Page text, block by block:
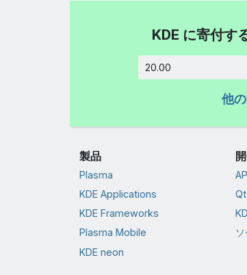
KDE に寄付す
他
製品
Plasma
KDE Applications
KDE Frameworks
Plasma Mobile
KDE neon